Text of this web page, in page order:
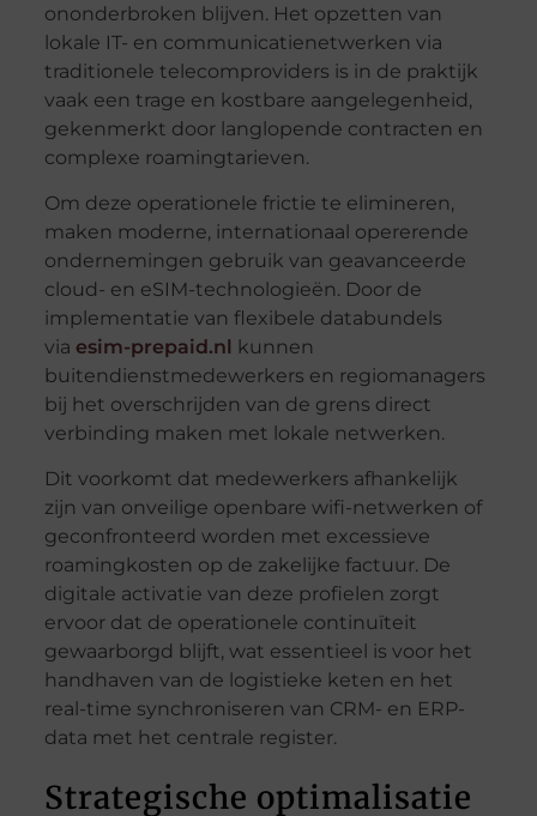
ononderbroken blijven. Het opzetten van
lokale IT- en communicatienetwerken via
traditionele telecomproviders is in de praktijk
vaak een trage en kostbare aangelegenheid,
gekenmerkt door langlopende contracten en
complexe roamingtarieven.
Om deze operationele frictie te elimineren,
maken moderne, internationaal opererende
ondernemingen gebruik van geavanceerde
cloud- en eSIM-technologieën. Door de
implementatie van flexibele databundels
via esim-prepaid.nl kunnen
buitendienstmedewerkers en regiomanagers
bij het overschrijden van de grens direct
verbinding maken met lokale netwerken.
Dit voorkomt dat medewerkers afhankelijk
zijn van onveilige openbare wifi-netwerken of
geconfronteerd worden met excessieve
roamingkosten op de zakelijke factuur. De
digitale activatie van deze profielen zorgt
ervoor dat de operationele continuïteit
gewaarborgd blijft, wat essentieel is voor het
handhaven van de logistieke keten en het
real-time synchroniseren van CRM- en ERP-
data met het centrale register.
Strategische optimalisatie